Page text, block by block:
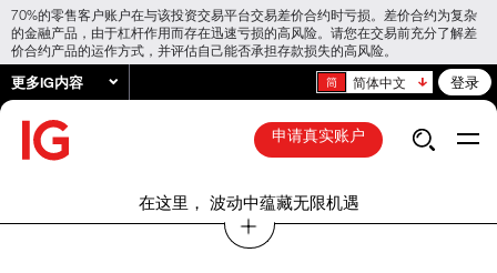
70%的零售客户账户在与该投资交易平台交易差价合约时亏损。差价合约为复杂
的金融产品，由于杠杆作用而存在迅速亏损的高风险。请您在交易前充分了解差
价合约产品的运作方式，并评估自己能否承担存款损失的高风险。
更多IG内容 简体中文 登录
申请真实账户
在这里， 波动中蕴藏无限机遇